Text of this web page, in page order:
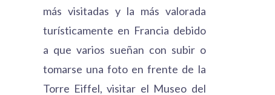
más visitadas y la más valorada
turísticamente en Francia debido
a que varios sueñan con subir o
tomarse una foto en frente de la
Torre Eiffel, visitar el Museo del